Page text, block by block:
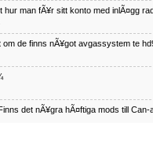
hur man fÃ¥r sitt konto med inlÃ¤gg
om de finns nÃ¥got avgassystem te
det nÃ¥gra hÃ¤ftiga mods till
trasiga fyrhjulingar. Jag betalar